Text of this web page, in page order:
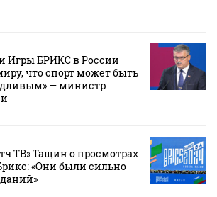
Игры БРИКС в России
что спорт может быть
— министр
ТВ» Тащин о просмотрах
«Они были сильно